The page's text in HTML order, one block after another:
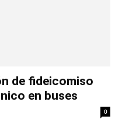
de fideicomiso
en buses
0